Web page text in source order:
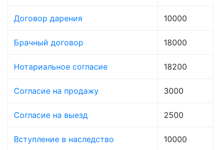
Договор дарения 10000
Брачный договор 18000
Нотариальное согласие 18200
Согласие на продажу 3000
Согласие на выезд 2500
Вступление в наследство 10000